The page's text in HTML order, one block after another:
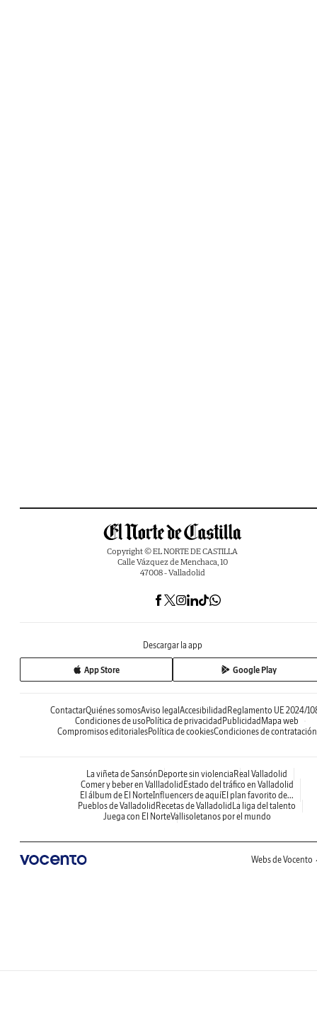
Copyright © EL NORTE DE CASTILLA
Calle Vázquez de Menchaca, 10
47008 - Valladolid
Descargar la app
App Store Google Play
ContactarQuiénes somosAviso legal Accesibilidad Reglamento UE 2024/
Condiciones de uso Política de privacidad Publicidad Mapa web
Compromisos editorialesPolítica de cookiesCondiciones de contratación
La viñeta de Sansón Deporte sin violencia Real Valladolid
Comer y beber en Vallladolid Estado del tráfico en Valladolid
El álbum de El NorteInfluencers de aquíEl plan favorito de...
Pueblos de Valladolid Recetas de Valladolid La liga del talento
Juega con El NorteVallisoletanos por el mundo
Webs de Vocento